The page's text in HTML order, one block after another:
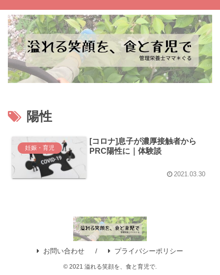
陽性
妊娠・育児
[コロナ]息子が濃厚接触者から
PRC陽性に｜体験談
2021.03.30
お問い合わせ プライバシーポリシー
© 2021 溢れる笑顔を、食と育児で.